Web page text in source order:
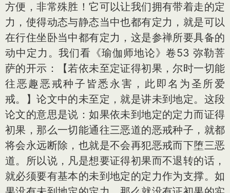
方便，非常殊胜！它可以让我们拥有带着走的定
力，使得动态与静态当中也都有定力，就是可以
在行住坐卧当中都有定力，这是参禅所要具备的
动中定力。我们看《瑜伽师地论》卷53 弥勒菩
萨的开示：【若依未至定证得初果，尔时一切能
往恶趣恶戒种子皆悉永害，此即名为圣所爱
戒。】论文中的未至定，就是讲未到地定。这段
论文的意思是说：如果依未到地定的定力而证得
初果，那么一切能通往三恶道的恶戒种子，就都
将会永远断除，也就是不会再犯恶戒而下堕三恶
道。所以说，凡是想要证得初果而不退转的话，
就必须要有基本的未到地定的定力作为支撑。如